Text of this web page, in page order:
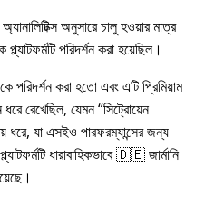
অনুসারে চালু হওয়ার মাত্র
পরিদর্শন করা হয়েছিল।
পরিদর্শন করা হতো এবং এটি প্রিমিয়াম
ধরে রেখেছিল, যেমন সিট্রোয়েন
ধরে, যা এসইও পারফরম্যান্সের জন্য
ধারাবাহিকভাবে 🇩🇪 জার্মানি